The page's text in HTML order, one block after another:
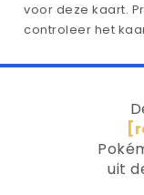
voor deze kaart.
controleer het
uit